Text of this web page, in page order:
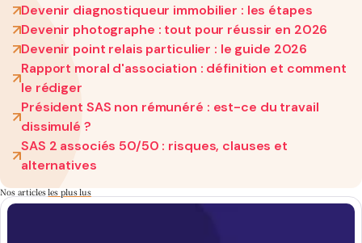
Devenir diagnostiqueur immobilier : les étapes
Devenir photographe : tout pour réussir en 2026
Devenir point relais particulier : le guide 2026
Rapport moral d'association : définition et comment
le rédiger
Président SAS non rémunéré : est-ce du travail
dissimulé ?
SAS 2 associés 50/50 : risques, clauses et
alternatives
Nos articlesles plus lus